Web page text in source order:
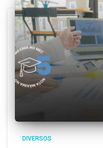
DIVERSOS